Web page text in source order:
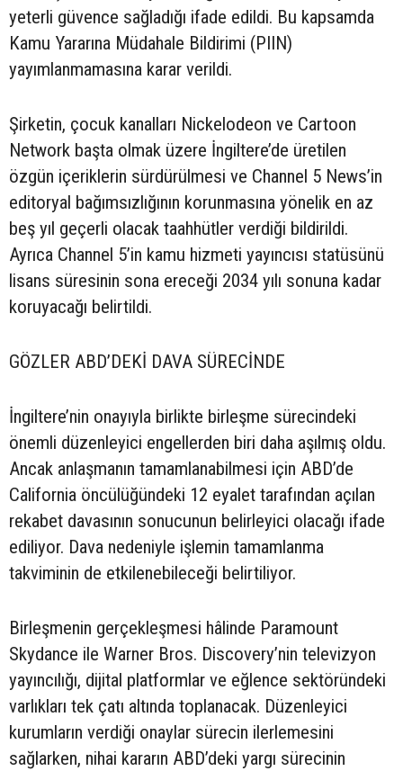
yeterli güvence sağladığı ifade edildi. Bu kapsamda
Kamu Yararına Müdahale Bildirimi (PIIN)
yayımlanmamasına karar verildi.
Şirketin, çocuk kanalları Nickelodeon ve Cartoon
Network başta olmak üzere İngiltere’de üretilen
özgün içeriklerin sürdürülmesi ve Channel 5 News’in
editoryal bağımsızlığının korunmasına yönelik en az
beş yıl geçerli olacak taahhütler verdiği bildirildi.
Ayrıca Channel 5’in kamu hizmeti yayıncısı statüsünü
lisans süresinin sona ereceği 2034 yılı sonuna kadar
koruyacağı belirtildi.
GÖZLER ABD’DEKİ DAVA SÜRECİNDE
İngiltere’nin onayıyla birlikte birleşme sürecindeki
önemli düzenleyici engellerden biri daha aşılmış oldu.
Ancak anlaşmanın tamamlanabilmesi için ABD’de
California öncülüğündeki 12 eyalet tarafından açılan
rekabet davasının sonucunun belirleyici olacağı ifade
ediliyor. Dava nedeniyle işlemin tamamlanma
takviminin de etkilenebileceği belirtiliyor.
Birleşmenin gerçekleşmesi hâlinde Paramount
Skydance ile Warner Bros. Discovery’nin televizyon
yayıncılığı, dijital platformlar ve eğlence sektöründeki
varlıkları tek çatı altında toplanacak. Düzenleyici
kurumların verdiği onaylar sürecin ilerlemesini
sağlarken, nihai kararın ABD’deki yargı sürecinin